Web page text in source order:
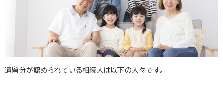
遺留分が認められている相続人は以下の人々です。